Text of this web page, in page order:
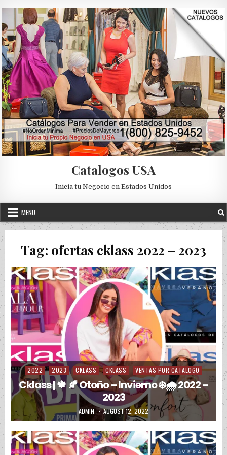
Catalogos USA
Inicia tu Negocio en Estados Unidos
MENU
Tag: ofertas cklass 2022 – 2023
Posted in
2022 2023 CKLASS CKLASS VENTAS POR CATALOGO
Cklass | 🍁 🍂 Otoño – Invierno ❄️🌧️ 2022 –
2023
AUTHOR:
ADMIN PUBLISHED DATE:
AUGUST 12, 2022